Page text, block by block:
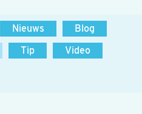
Nieuws
Blog
Tip
Video